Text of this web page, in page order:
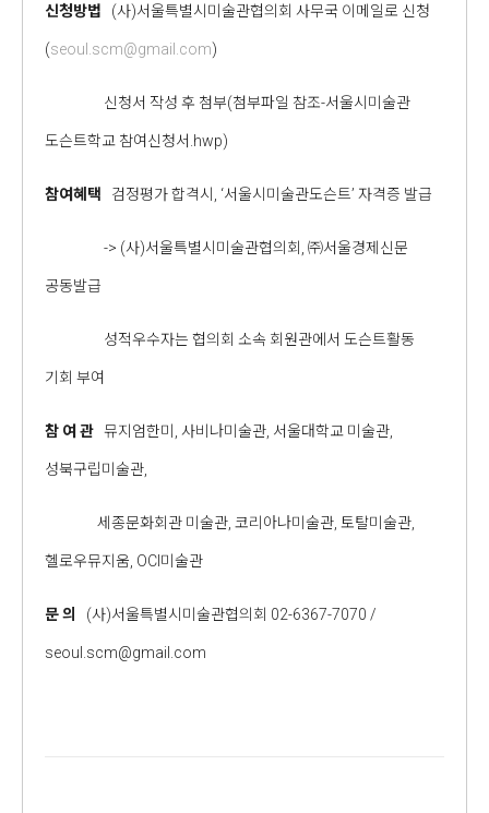
신청방법 (사)서울특별시미술관협의회 사무국 이메일로 신청
(seoul.scm@gmail.com)
신청서 작성 후 첨부(첨부파일 참조-서울시미술관
도슨트학교 참여신청서.hwp)
참여혜택 검정평가 합격시, ‘서울시미술관도슨트’ 자격증 발급
-> (사)서울특별시미술관협의회, ㈜서울경제신문
공동발급
성적우수자는 협의회 소속 회원관에서 도슨트활동
기회 부여
참 여 관 뮤지엄한미, 사비나미술관, 서울대학교 미술관,
성북구립미술관,
세종문화회관 미술관, 코리아나미술관, 토탈미술관,
헬로우뮤지움, OCI미술관
문 의 (사)서울특별시미술관협의회 02-6367-7070 /
seoul.scm@gmail.com